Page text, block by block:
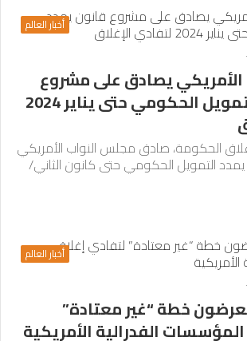
أخبار العالم
يصادق على مشروع
قانون يمدد التمويل الحكومي حتى يناير 2024
الحكومة، صادق مجلس النواب الأمريكي
التمويل الحكومي حتى كانون الثاني/
أخبار العالم
خطة “غير معتادة”
الفدرالية الأمريكية